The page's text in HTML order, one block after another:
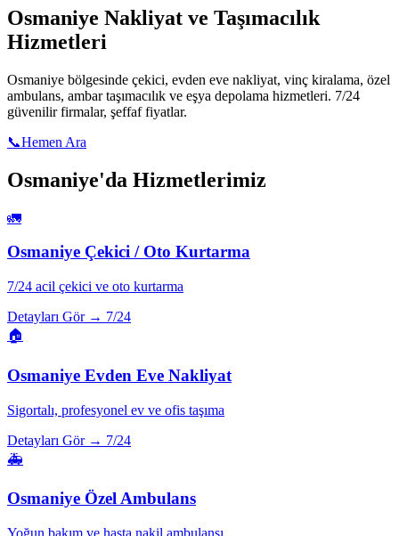
Osmaniye Nakliyat ve Taşımacılık
Hizmetleri
Osmaniye bölgesinde çekici, evden eve nakliyat, vinç kiralama, özel
ambulans, ambar taşımacılık ve eşya depolama hizmetleri. 7/24
güvenilir firmalar, şeffaf fiyatlar.
📞Hemen Ara
Osmaniye'da Hizmetlerimiz
🚛
Osmaniye Çekici / Oto Kurtarma
7/24 acil çekici ve oto kurtarma
Detayları Gör → 7/24
🏠
Osmaniye Evden Eve Nakliyat
Sigortalı, profesyonel ev ve ofis taşıma
Detayları Gör → 7/24
🚑
Osmaniye Özel Ambulans
Yoğun bakım ve hasta nakil ambulansı